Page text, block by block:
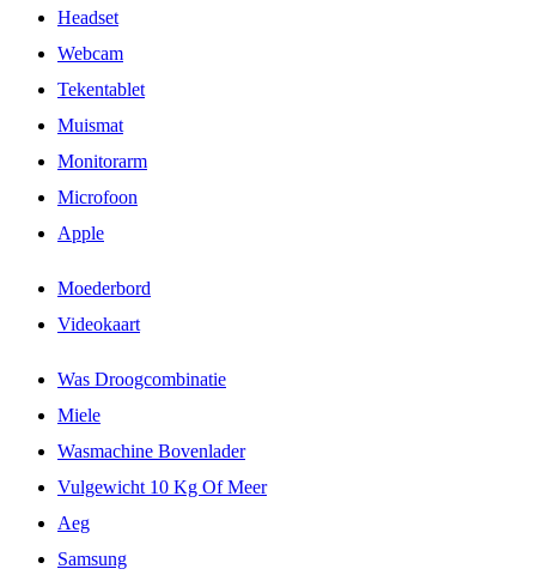
Headset
Webcam
Tekentablet
Muismat
Monitorarm
Microfoon
Apple
Moederbord
Videokaart
Was Droogcombinatie
Miele
Wasmachine Bovenlader
Vulgewicht 10 Kg Of Meer
Aeg
Samsung